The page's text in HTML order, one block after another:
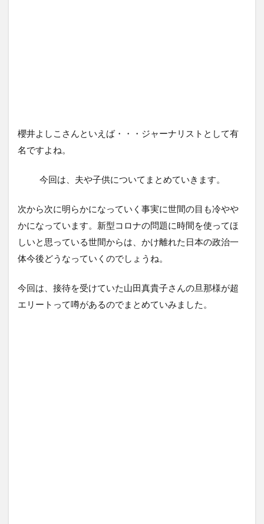
櫻井よしこさんといえば・・・ジャーナリストとして有
名ですよね。
今回は、夫や子供についてまとめていきます。
次から次に明らかになっていく事実に世間の目も冷やや
かになっています。新型コロナの問題に時間を使ってほ
しいと思っている世間からは、かけ離れた日本の政治一
体今後どうなっていくのでしょうね。
今回は、接待を受けていた山田真貴子さんの旦那様が超
エリートって噂があるのでまとめていみました。